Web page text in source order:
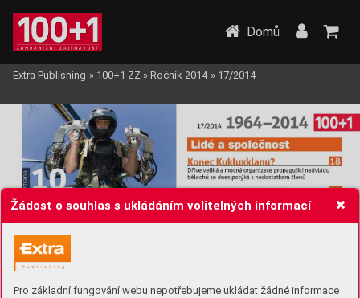
Žádost o souhlas s ukládáním volitelných informací
Pro základní fungování webu nepotřebujeme ukládat žádné informace
Domů
Extra Publishing » 100+1 ZZ » Ročník 2014 » 17/2014